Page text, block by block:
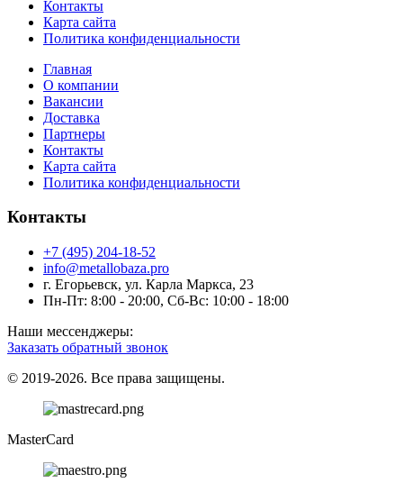
Контакты
Карта сайта
Политика конфиденциальности
Главная
О компании
Вакансии
Доставка
Партнеры
Контакты
Карта сайта
Политика конфиденциальности
Контакты
+7 (495) 204-18-52
info@metallobaza.pro
г. Егорьевск, ул. Карла Маркса, 23
Пн-Пт: 8:00 - 20:00, Сб-Вс: 10:00 - 18:00
Наши мессенджеры:
Заказать обратный звонок
© 2019-2026. Все права защищены.
MasterCard